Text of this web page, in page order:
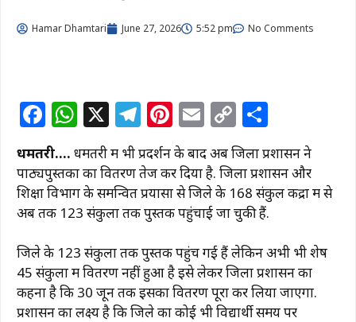
Hamar Dhamtari June 27, 2026 5:52 pm No Comments
F
a
c
e
b
o
o
k
W
h
at
s
A
p
p
X T
el
e
g
ra
m
Pi
n
te
re
st
E
m
ai
l
C
o
p
y
Li
n
k
ar
e
धमतरी…. धमतरी में भी प्रदर्शन के बाद अब जिला प्रशासन ने
पाठ्यपुस्तकों का वितरण तेज कर दिया है. जिला प्रशासन और
शिक्षा विभाग के समन्वित प्रयासों से जिले के 168 संकुल केंद्रों में से
अब तक 123 संकुलों तक पुस्तकें पहुंचाई जा चुकी हैं.
जिले के 123 संकुलों तक पुस्तकें पहुंच गई हैं लेकिन अभी भी शेष
45 संकुलों में वितरण नहीं हुआ है इसे लेकर जिला प्रशासन का
कहना है कि 30 जून तक इसका वितरण पूरा कर लिया जाएगा.
प्रशासन का लक्ष्य है कि जिले का कोई भी विद्यार्थी समय पर